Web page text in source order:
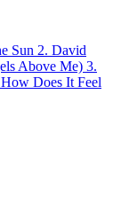
Sun 2. David
Above Me) 3.
How Does It Feel